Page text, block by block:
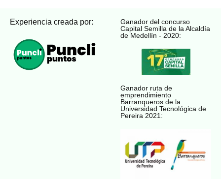
Experiencia creada por:
Ganador del concurso
Capital Semilla de la Alcaldía
de Medellín - 2020:
Ganador ruta de
emprendimiento
Barranqueros de la
Universidad Tecnológica de
Pereira 2021: